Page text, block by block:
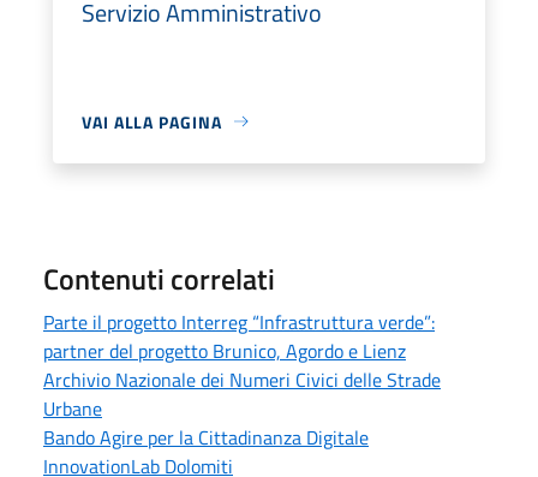
Servizio Amministrativo
VAI ALLA PAGINA
Contenuti correlati
Parte il progetto Interreg “Infrastruttura verde”:
partner del progetto Brunico, Agordo e Lienz
Archivio Nazionale dei Numeri Civici delle Strade
Urbane
Bando Agire per la Cittadinanza Digitale
InnovationLab Dolomiti